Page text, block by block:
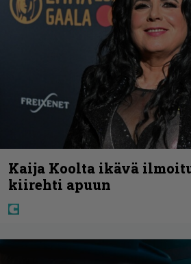
Kaija Koolta ikävä
kiirehti apuun